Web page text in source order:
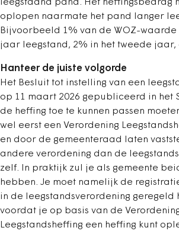
leegstaand pand. Het heffingsbedrag
oplopen naarmate het pand langer
Bijvoorbeeld 1% van de WOZ-waarde
jaar leegstand, 2% in het tweede jaar,
Hanteer de juiste volgorde
Het Besluit tot instelling van een
op 11 maart 2026 gepubliceerd in het
de heffing toe te kunnen passen
wel eerst een Verordening
en door de gemeenteraad laten
andere verordening dan de
zelf. In praktijk zul je als gemeente
hebben. Je moet namelijk de
in de leegstandsverordening geregeld
voordat je op basis van de
Leegstandsheffing een heffing kunt